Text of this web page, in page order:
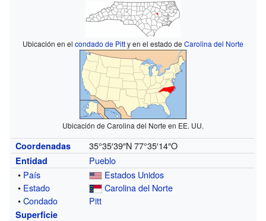
Ubicación en el condado de Pitty en el estado de Carolina del Norte
Ubicación de Carolina del Norte en EE. UU.
Coordenadas 35°35′39″N 77°35′14″O
Entidad
Pueblo
• País
Estados Unidos
• Estado
Carolina del Norte
•Condado Pitt
Superficie